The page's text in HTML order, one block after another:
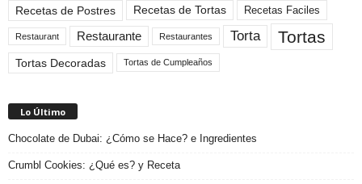
Recetas de Postres
Recetas de Tortas Recetas Faciles
Restaurant Restaurante Restaurantes Torta Tortas
Tortas Decoradas Tortas de Cumpleaños
Lo Último
Chocolate de Dubai: ¿Cómo se Hace? e Ingredientes
Crumbl Cookies: ¿Qué es? y Receta